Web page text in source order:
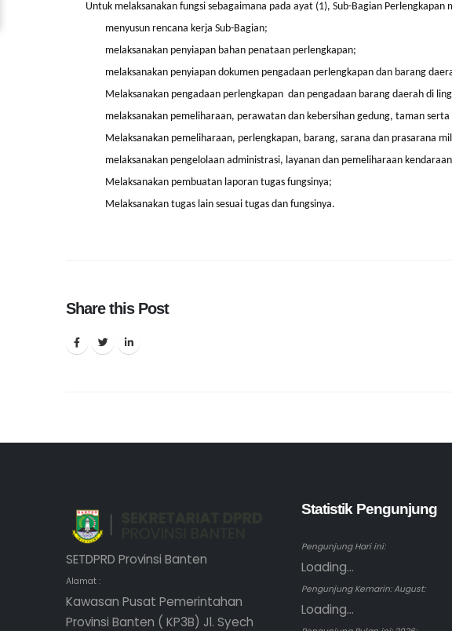
Untuk melaksanakan fungsi sebagaimana pada ayat (1), Sub-Bagian Perlengkapan
menyusun rencana kerja Sub-Bagian;
melaksanakan penyiapan bahan penataan perlengkapan;
melaksanakan penyiapan dokumen pengadaan perlengkapan dan barang
Melaksanakan pengadaan perlengkapan dan pengadaan barang daerah di
melaksanakan pemeliharaan, perawatan dan kebersihan gedung, taman serta
Melaksanakan pemeliharaan, perlengkapan, barang, sarana dan prasarana
melaksanakan pengelolaan administrasi, layanan dan pemeliharaan
Melaksanakan pembuatan laporan tugas fungsinya;
Melaksanakan tugas lain sesuai tugas dan fungsinya.
Share this Post
SETDPRD Provinsi Banten
Alamat :
Kawasan Pusat Pemerintahan
Provinsi Banten ( KP3B) Jl. Syech
Statistik Pengunjung
Pengunjung Hari ini:
Loading...
Pengunjung Kemarin: August:
Loading...